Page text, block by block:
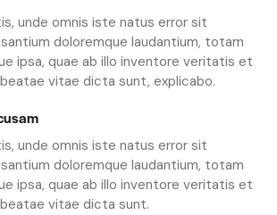
unde omnis iste natus error sit
doloremque laudantium, totam
ipsa, quae ab illo inventore veritatis et
vitae dicta sunt, explicabo.
unde omnis iste natus error sit
doloremque laudantium, totam
ipsa, quae ab illo inventore veritatis et
vitae dicta sunt.